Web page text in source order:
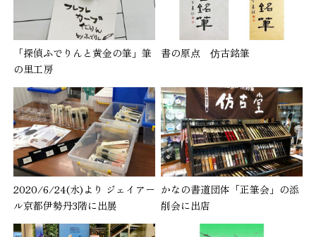
「探偵ふでりんと黄金の筆」筆
の里工房
書の原点 仿古銘筆
2020/6/24(水)より ジェイアー
ル京都伊勢丹3階に出展
かなの書道団体「正筆会」の添
削会に出店